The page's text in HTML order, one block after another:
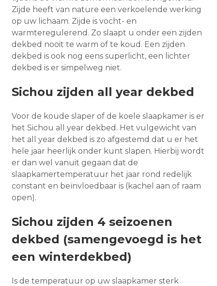
Zijde heeft van nature een verkoelende werking
op uw lichaam. Zijde is vocht- en
warmteregulerend. Zo slaapt u onder een zijden
dekbed nooit te warm of te koud. Een zijden
dekbed is ook nog eens superlicht, een lichter
dekbed is er simpelweg niet.
Sichou zijden all year dekbed
Voor de koude slaper of de koele slaapkamer is er
het Sichou all year dekbed. Het vulgewicht van
het all year dekbed is zo afgestemd dat u er het
hele jaar heerlijk onder kunt slapen. Hierbij wordt
er dan wel vanuit gegaan dat de
slaapkamertemperatuur het jaar rond redelijk
constant en beïnvloedbaar is (kachel aan of raam
open).
Sichou zijden 4 seizoenen
dekbed (samengevoegd is het
een winterdekbed)
Is de temperatuur op uw slaapkamer sterk